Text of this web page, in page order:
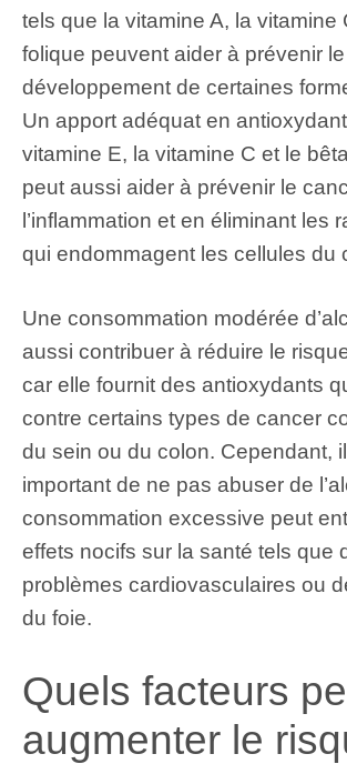
tels que la vitamine A, la vitamine
folique peuvent aider à prévenir le
développement de certaines
Un apport adéquat en
vitamine E, la vitamine C et le
peut aussi aider à prévenir le
l’inflammation et en éliminant les
qui endommagent les cellules du
Une consommation modérée
aussi contribuer à réduire le
car elle fournit des antioxydants
contre certains types de cancer
du sein ou du colon. Cependant,
important de ne pas abuser de
consommation excessive peut
effets nocifs sur la santé tels que
problèmes cardiovasculaires ou
du foie.
Quels facteurs
augmenter le